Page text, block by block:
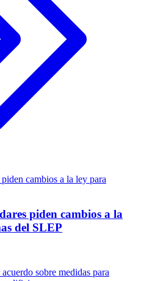
piden cambios a la
del SLEP